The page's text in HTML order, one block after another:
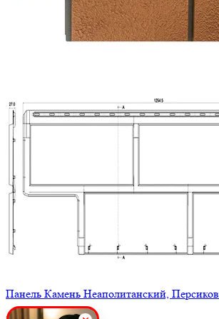
Панель Камень Неаполитанский,